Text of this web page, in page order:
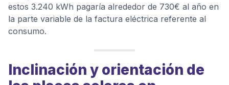
estos 3.240 kWh pagaría alrededor de 730€ al año en
la parte variable de la factura eléctrica referente al
consumo.
Inclinación y orientación de